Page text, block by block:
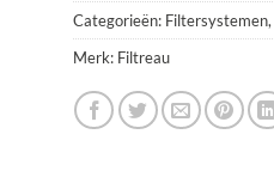
Categorieën: Filtersystemen,
Merk: Filtreau